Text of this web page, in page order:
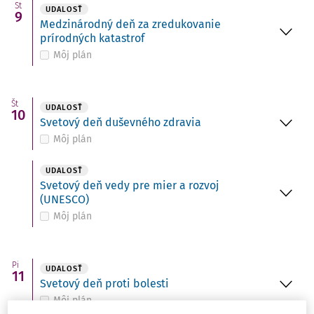
St
9 UDALOSŤ
Medzinárodný deň za zredukovanie
prírodných katastrof
Môj plán
Št
10 UDALOSŤ
Svetový deň duševného zdravia
Môj plán
UDALOSŤ
Svetový deň vedy pre mier a rozvoj
(UNESCO)
Môj plán
Pi
11 UDALOSŤ
Svetový deň proti bolesti
Môj plán